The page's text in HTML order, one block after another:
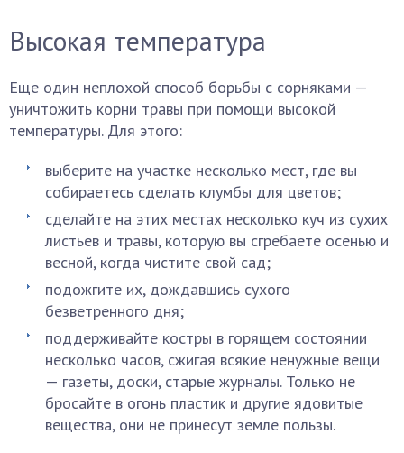
Высокая температура
Еще один неплохой способ борьбы с сорняками —
уничтожить корни травы при помощи высокой
температуры. Для этого:
выберите на участке несколько мест, где вы
собираетесь сделать клумбы для цветов;
сделайте на этих местах несколько куч из сухих
листьев и травы, которую вы сгребаете осенью и
весной, когда чистите свой сад;
подожгите их, дождавшись сухого
безветренного дня;
поддерживайте костры в горящем состоянии
несколько часов, сжигая всякие ненужные вещи
— газеты, доски, старые журналы. Только не
бросайте в огонь пластик и другие ядовитые
вещества, они не принесут земле пользы.